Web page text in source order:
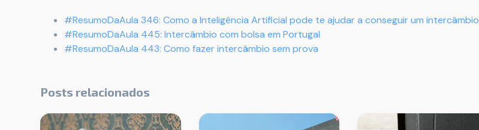
#ResumoDaAula 346: Como a Inteligência Artificial pode te ajudar a conseguir um intercâmbio
#ResumoDaAula 445: Intercâmbio com bolsa em Portugal
#ResumoDaAula 443: Como fazer intercâmbio sem prova
Posts relacionados